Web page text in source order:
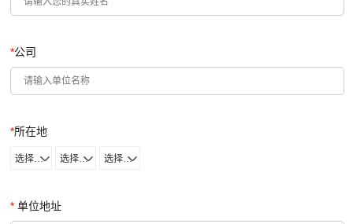
*公司
*所在地
选择省份 选择城市 选择区域
* 单位地址